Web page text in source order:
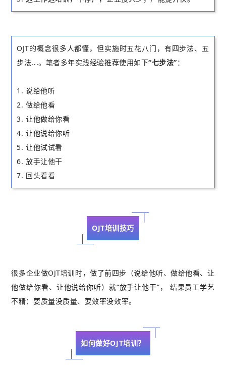
OJT的概念很多人都懂，但实施时五花八门，有四步法、五
步法...。笔者多年实践经验推荐使用如下“七步法”：
1. 说给他听
2. 做给他看
3. 让他做给你看
4. 让他说给你听
5. 让他试试看
6. 放手让他干
7. 回头看看
OJT培训技巧
很多企业做OJT培训时，做了前四步（说给他听、做给他看、让
他做给你看、让他说给你听）就“放手让他干”， 结果员工学艺
不精：要质量没质量、要效率没效率。
如何做好OJT培训？